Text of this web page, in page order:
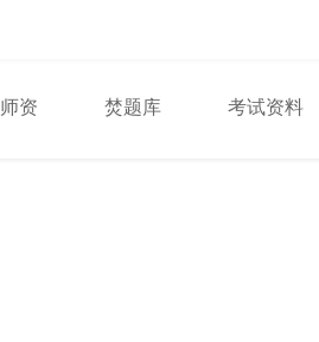
师资 焚题库 考试资料